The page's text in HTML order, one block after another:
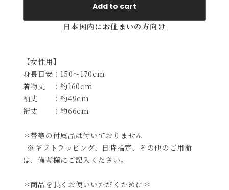
Add to cart
日本国内にお住まいの方向け
【女性用】
身長目安：150～170cm
着物丈 ：約160cm
袖丈 ：約49cm
裄丈 ：約66cm
＊帯等の付属品は付いておりません
※ギフトラッピング、日時指定、その他のご用命
は、備考欄にご記入ください。
＊商品を長くお使いいただくために＊